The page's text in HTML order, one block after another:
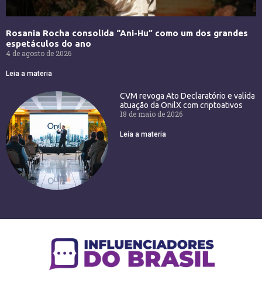
Rosania Rocha consolida “Ani-Hu” como um dos grandes
espetáculos do ano
4 de agosto de 2026
Leia a materia
CVM revoga Ato Declaratório e valida
atuação da OnilX com criptoativos
18 de maio de 2026
Leia a materia